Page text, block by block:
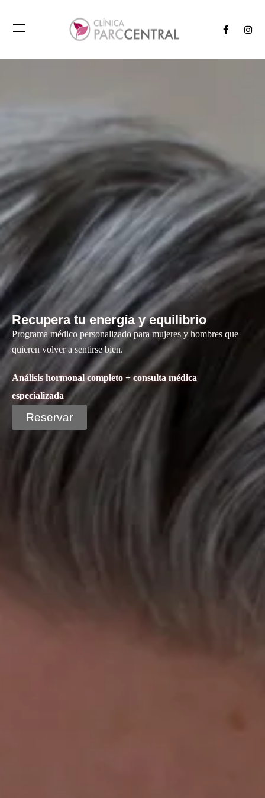
Recupera tu energía y equilibrio
Programa médico personalizado para mujeres y hombres que
quieren volver a sentirse bien.
Análisis hormonal completo + consulta médica
especializada
Reservar